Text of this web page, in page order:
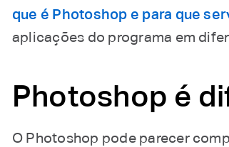
que é Photoshop e para que
aplicações do programa em
Photoshop é
O Photoshop pode parecer